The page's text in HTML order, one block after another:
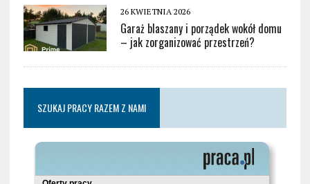
26 KWIETNIA 2026
Garaż blaszany i porządek wokół domu
– jak zorganizować przestrzeń?
SZUKAJ PRACY RAZEM Z NAMI